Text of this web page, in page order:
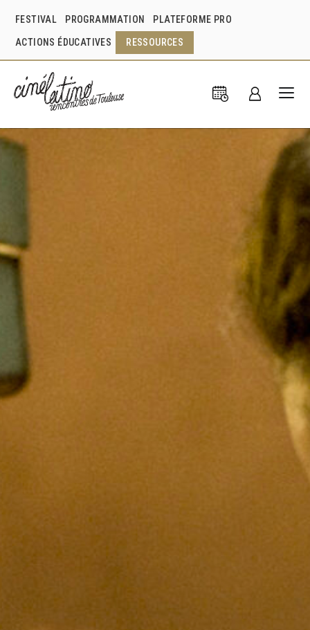
FESTIVAL PROGRAMMATION PLATEFORME PRO
ACTIONS ÉDUCATIVES RESSOURCES